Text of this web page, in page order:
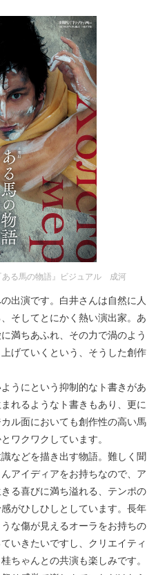
ある馬の物語』ビジュアル 成河
出演です。白井さんは自然に人
そしてとにかく熱い演出家。あ
満ちあふれ、その力で渦のよう
げていくという、そうした創作
うにという抑制的なト書きがあ
れるようなト書きもあり、更に
ル面においても創作性の高い馬
ワクワクしています。
などを描き出す物語。難しく聞
アイディアをお持ちなので、ア
る喜びに満ち溢れる、テンポの
がひしひしとしています。長年
な傷が見えるオーラをお持ちの
いきたいですし、クリエイティ
ちゃんとの共演も楽しみです。